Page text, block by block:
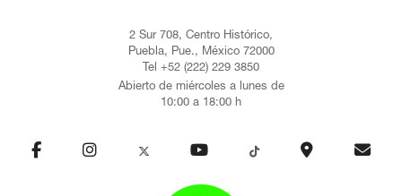
2 Sur 708, Centro Histórico,
Puebla, Pue., México 72000
Tel +52 (222) 229 3850
Abierto de miércoles a lunes de
10:00 a 18:00 h